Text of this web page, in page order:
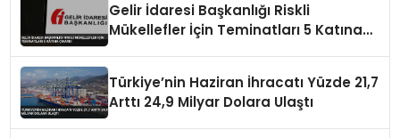
Gelir İdaresi Başkanlığı Riskli
Mükellefler İçin Teminatları 5 Katına
Türkiye’nin Haziran İhracatı Yüzde 21,7
Arttı 24,9 Milyar Dolara Ulaştı